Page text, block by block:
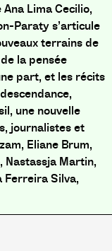
Lima Cecilio,
Paraty s’articule
terrains de
la pensée
part, et les récits
une nouvelle
journalistes et
Eliane Brum,
Nastassja Martin,
Ferreira Silva,